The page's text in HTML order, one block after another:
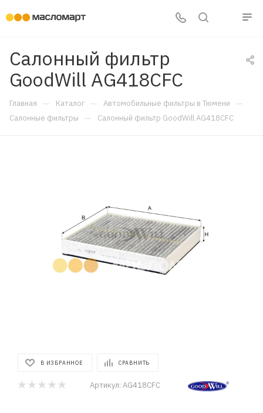
Салонный фильтр
GoodWill AG418CFC
Главная — Каталог — Автомобильные фильтры в Тюмени —
Салонные фильтры — Салонный фильтр GoodWill AG418CFC
В ИЗБРАННОЕ СРАВНИТЬ
Артикул: AG418CFC